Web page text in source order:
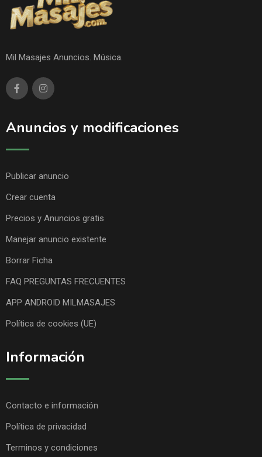
Mil Masajes Anuncios. Música.
Anuncios y modificaciones
Publicar anuncio
Crear cuenta
Precios y Anuncios gratis
Manejar anuncio existente
Borrar Ficha
FAQ PREGUNTAS FRECUENTES
APP ANDROID MILMASAJES
Política de cookies (UE)
Información
Contacto e información
Política de privacidad
Terminos y condiciones